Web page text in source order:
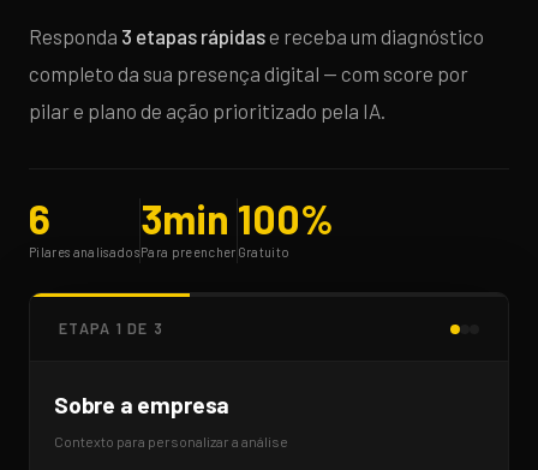
Responda 3 etapas rápidase receba um diagnóstico
completo da sua presença digital — com score por
pilar e plano de ação prioritizado pela IA.
6
Pilares analisados
3min
Para preencher
100%
Gratuito
ETAPA 1 DE 3
Sobre a empresa
Contexto para personalizar a análise